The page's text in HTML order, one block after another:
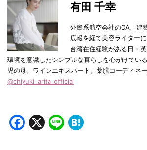
有田 千幸
外資系航空会社のCA、建
広報を経て美容ライター
台湾在住経験がある日・
環境を意識したシンプルな暮らしを心がけてい
児の母。ワインエキスパート。薬膳コーディネー
@chiyuki_arita_official
Facebook
X Line